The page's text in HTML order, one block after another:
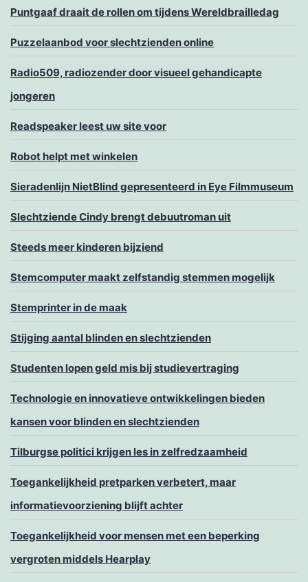
Puntgaaf draait de rollen om tijdens Wereldbrailledag
Puzzelaanbod voor slechtzienden online
Radio509, radiozender door visueel gehandicapte
jongeren
Readspeaker leest uw site voor
Robot helpt met winkelen
Sieradenlijn NietBlind gepresenteerd in Eye Filmmuseum
Slechtziende Cindy brengt debuutroman uit
Steeds meer kinderen bijziend
Stemcomputer maakt zelfstandig stemmen mogelijk
Stemprinter in de maak
Stijging aantal blinden en slechtzienden
Studenten lopen geld mis bij studievertraging
Technologie en innovatieve ontwikkelingen bieden
kansen voor blinden en slechtzienden
Tilburgse politici krijgen les in zelfredzaamheid
Toegankelijkheid pretparken verbetert, maar
informatievoorziening blijft achter
Toegankelijkheid voor mensen met een beperking
vergroten middels Hearplay